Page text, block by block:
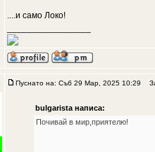
....и само Локо!
Пуснато на: Съб 29 Мар, 2025 10:29
bulgarista написа:
Почивай в мир,приятелю!